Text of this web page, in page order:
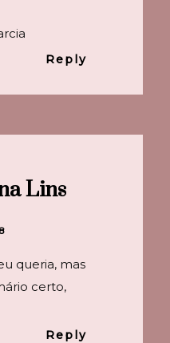
Reply
Lins
queria, mas
certo,
Reply